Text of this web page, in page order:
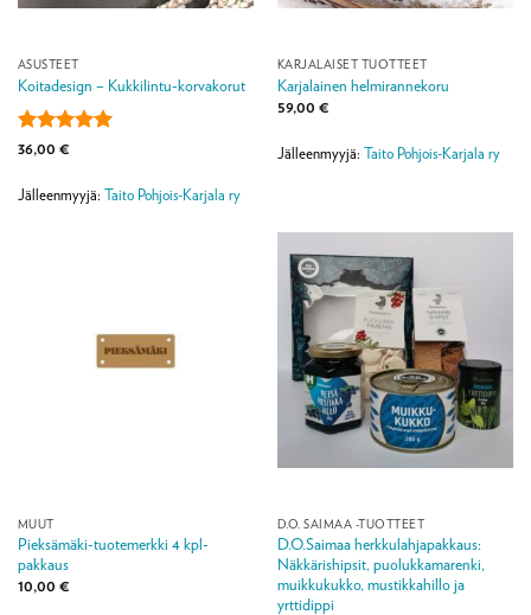
ASUSTEET
Koitadesign – Kukkilintu-korvakorut
Arvostelu
/ 5
36,00 €
Jälleenmyyjä: Taito Pohjois-Karjala ry
KARJALAISET TUOTTEET
Karjalainen helmirannekoru
59,00 €
Jälleenmyyjä: Taito Pohjois-Karjala ry
MUUT
Pieksämäki-tuotemerkki 4 kpl-
pakkaus
10,00 €
D.O. SAIMAA -TUOTTEET
D.O.Saimaa herkkulahjapakkaus:
Näkkärishipsit, puolukkamarenki,
muikkukukko, mustikkahillo ja
yrttidippi